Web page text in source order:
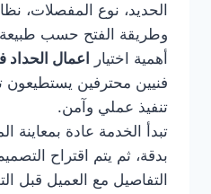
الحديد، نوع المفصلات،
وطريقة الفتح حسب طبيعة
أهمية اختيار
اعمال
فنيين محترفين يستطيعون
تنفيذ عملي وآمن.
تبدأ الخدمة عادة بمعاينة
بدقة، ثم يتم اقتراح
التفاصيل مع العميل قبل